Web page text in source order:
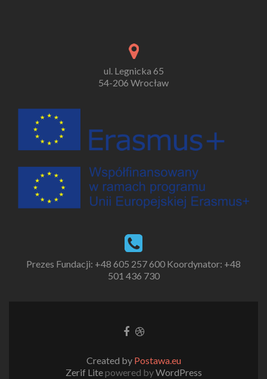
ul. Legnicka 65
54-206 Wrocław
Prezes Fundacji: +48 605 257 600 Koordynator: +48
501 436 730
Created by Postawa.eu
Zerif Litepowered byWordPress